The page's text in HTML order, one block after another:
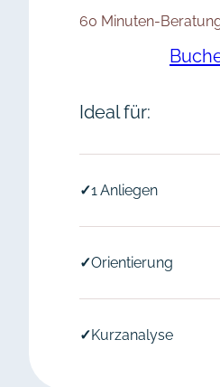
60 Minuten-
Ideal für:
✓1 Anliegen
✓Orientierung
✓Kurzanalyse